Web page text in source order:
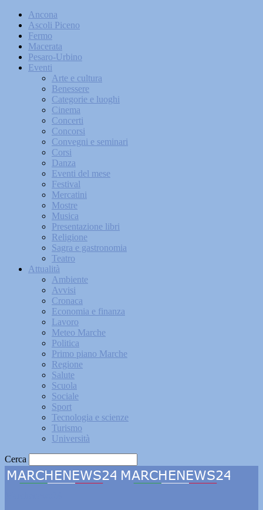
Ancona
Ascoli Piceno
Fermo
Macerata
Pesaro-Urbino
Eventi
Arte e cultura
Benessere
Categorie e luoghi
Cinema
Concerti
Concorsi
Convegni e seminari
Corsi
Danza
Eventi del mese
Festival
Mercatini
Mostre
Musica
Presentazione libri
Religione
Sagra e gastronomia
Teatro
Attualità
Ambiente
Avvisi
Cronaca
Economia e finanza
Lavoro
Meteo Marche
Politica
Primo piano Marche
Regione
Salute
Scuola
Sociale
Sport
Tecnologia e scienze
Turismo
Università
Cerca